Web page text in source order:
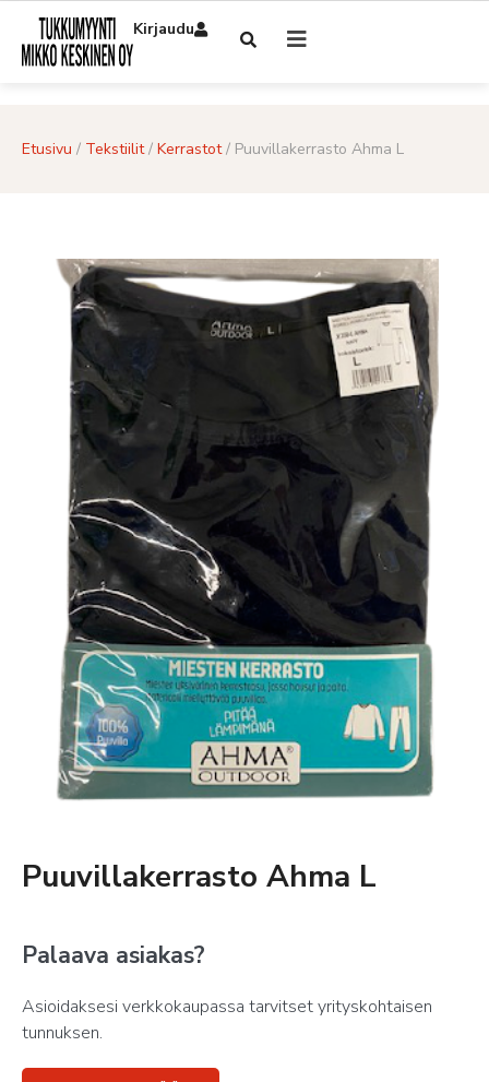
Kirjaudu
Etusivu / Tekstiilit/ Kerrastot/ Puuvillakerrasto Ahma L
Puuvillakerrasto Ahma L
Palaava asiakas?
Asioidaksesi verkkokaupassa tarvitset yrityskohtaisen
tunnuksen.